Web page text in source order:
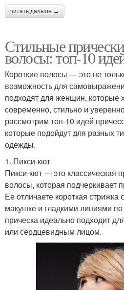
читать дальше →
Стильные
волосы: топ-10
Короткие волосы — это не
возможность для
подходят для женщин, которые
современно, стильно и
рассмотрим топ-10 идей
которые подойдут для разных
одежды.
1. Пикси-кют
Пикси-кют — это классическая
волосы, которая подчеркивает
Ее отличаете короткая
макушке и гладкими линиями
прическа идеально подходит
или сердцевидным лицом.